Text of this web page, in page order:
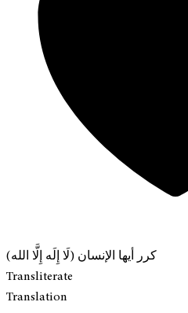
كرر أيها الإنسان (لَا إِلَه إِلَّا الله)
Transliterate
Translation